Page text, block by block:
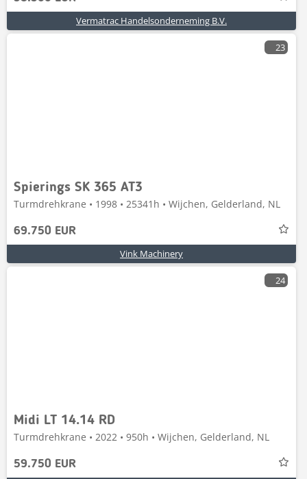
Vermatrac Handelsonderneming B.V.
23
Spierings SK 365 AT3
Turmdrehkrane • 1998 • 25341h • Wijchen, Gelderland, NL
69.750 EUR
Vink Machinery
24
Midi LT 14.14 RD
Turmdrehkrane • 2022 • 950h • Wijchen, Gelderland, NL
59.750 EUR